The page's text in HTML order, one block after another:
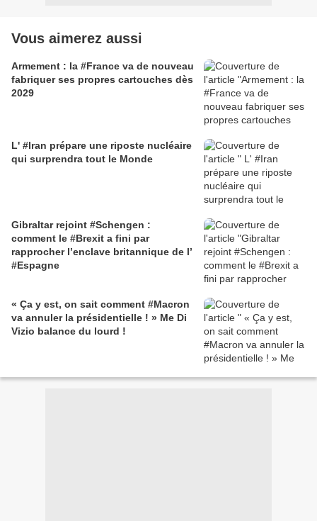
Vous aimerez aussi
Armement : la #France va de nouveau
fabriquer ses propres cartouches dès
2029
L' #Iran prépare une riposte nucléaire
qui surprendra tout le Monde
Gibraltar rejoint #Schengen :
comment le #Brexit a fini par
rapprocher l’enclave britannique de l’
#Espagne
« Ça y est, on sait comment #Macron
va annuler la présidentielle ! » Me Di
Vizio balance du lourd !